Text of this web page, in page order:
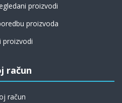
proizvodi
proizvoda
proizvodi
račun
račun